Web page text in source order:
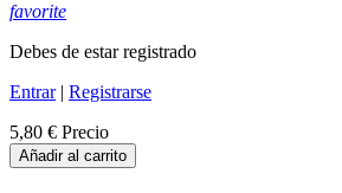
favorite
Debes de estar registrado
Entrar| Registrarse
5,80 € Precio
Añadir al carrito